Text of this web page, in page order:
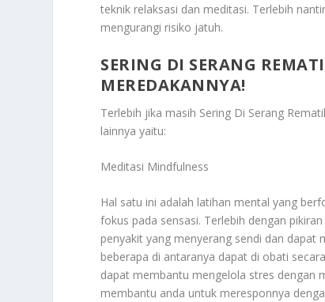
teknik relaksasi dan meditasi. Terlebih
mengurangi risiko jatuh.
SERING DI SERANG
MEREDAKANNYA!
Terlebih jika masih Sering Di Serang
lainnya yaitu:
Meditasi Mindfulness
Hal satu ini adalah latihan mental yang
fokus pada sensasi. Terlebih dengan
penyakit yang menyerang sendi dan dapat
beberapa di antaranya dapat di obati
dapat membantu mengelola stres dengan
membantu anda untuk meresponnya